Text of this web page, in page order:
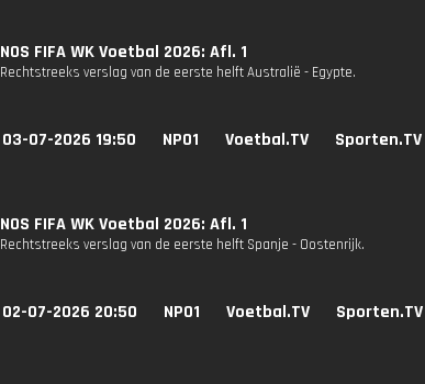
NOS FIFA WK Voetbal 2026: Afl. 1
Rechtstreeks verslag van de eerste helft Australië - Egypte.
03-07-2026 19:50 NPO1 Voetbal.TV Sporten.TV
NOS FIFA WK Voetbal 2026: Afl. 1
Rechtstreeks verslag van de eerste helft Spanje - Oostenrijk.
02-07-2026 20:50 NPO1 Voetbal.TV Sporten.TV